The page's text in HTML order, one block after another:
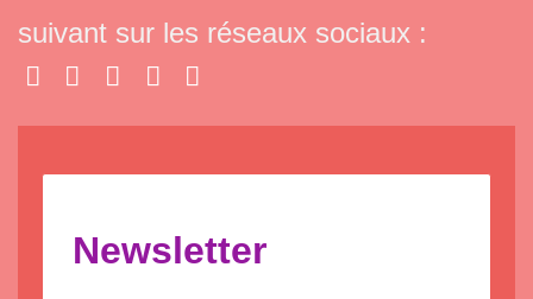
suivant sur les réseaux sociaux :